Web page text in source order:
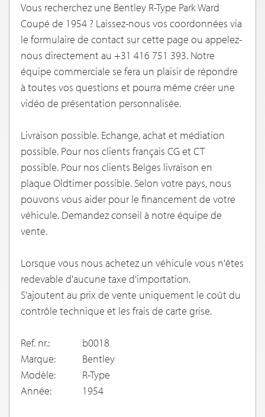
Vous recherchez une Bentley R-Type Park Ward
Coupé de 1954 ? Laissez-nous vos coordonnées via
le formulaire de contact sur cette page ou appelez-
nous directement au +31 416 751 393. Notre
équipe commerciale se fera un plaisir de répondre
à toutes vos questions et pourra même créer une
vidéo de présentation personnalisée.
Livraison possible. Echange, achat et médiation
possible. Pour nos clients français CG et CT
possible. Pour nos clients Belges livraison en
plaque Oldtimer possible. Selon votre pays, nous
pouvons vous aider pour le financement de votre
véhicule. Demandez conseil à notre équipe de
vente.
Lorsque vous nous achetez un véhicule vous n'êtes
redevable d'aucune taxe d'importation.
S'ajoutent au prix de vente uniquement le coût du
contrôle technique et les frais de carte grise.
Ref. nr.:
b0018
Marque:
Bentley
Modèle:
R-Type
Année:
1954